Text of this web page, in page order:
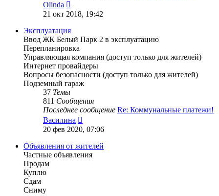
Olinda
к
последнему
сообщению
21 окт 2018, 19:42
Эксплуатация
Ввод ЖК Белый Парк 2 в эксплуатацию
Перепланировка
Управляющая компания (доступ только для жителей)
Интернет провайдеры
Вопросы безопасности (доступ только для жителей)
Подземный гараж
37 Темы
811 Сообщения
Последнее сообщение Re: Коммунальные платежи!
Василина
к
последнему
сообщению
20 фев 2020, 07:06
Объявления от жителей
Частные объявления
Продам
Куплю
Сдам
Сниму